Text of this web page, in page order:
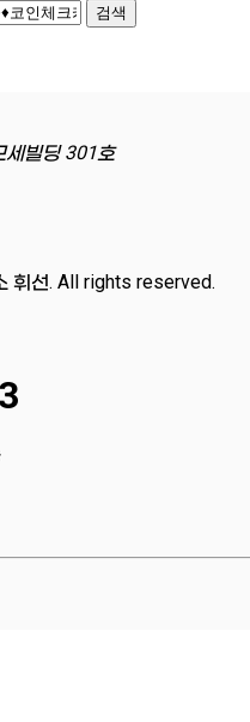
검색
세빌딩 301호
휘선. All rights reserved.